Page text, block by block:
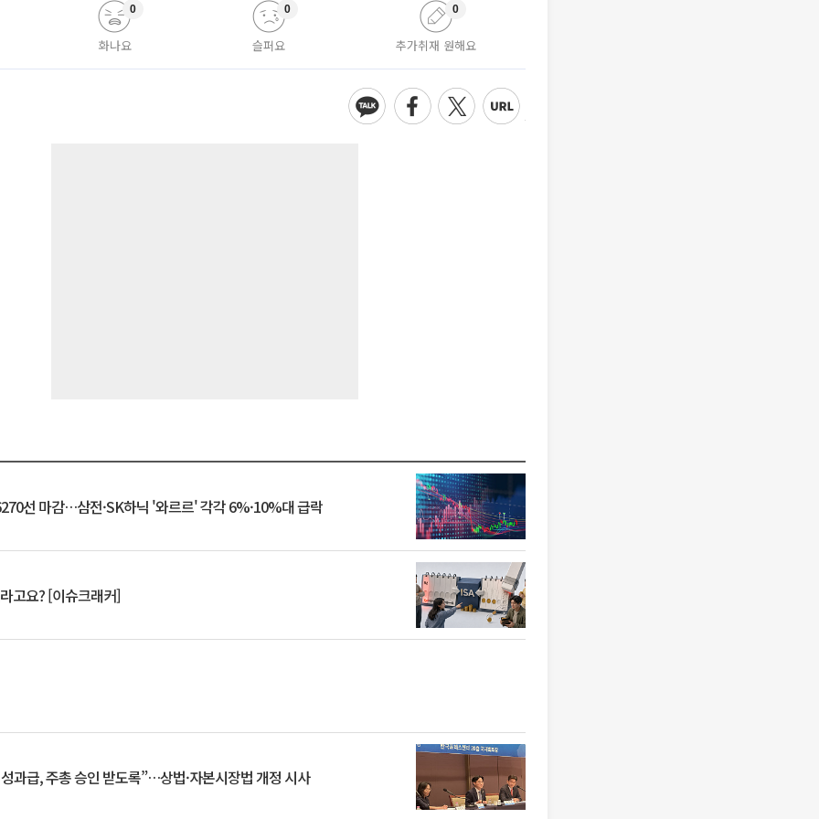
화나요
0
슬퍼요
0
추가취재 원해요
0
선 마감…삼전·SK하닉 '와르르' 각각 6%·10%대 급락
고요? [이슈크래커]
과급, 주총 승인 받도록”…상법·자본시장법 개정 시사